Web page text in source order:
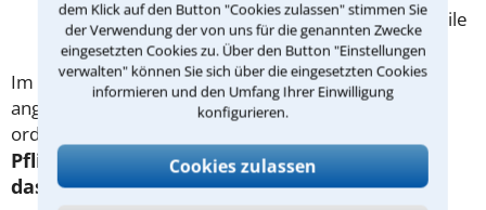
dem Klick auf den Button "Cookies zulassen" stimmen Sie
der Verwendung der von uns für die genannten Zwecke
eingesetzten Cookies zu. Über den Button "Einstellungen
verwalten" können Sie sich über die eingesetzten Cookies
informieren und den Umfang Ihrer Einwilligung
konfigurieren.
Cookies zulassen
gehindert wird und dadurch erhebliche Nachteile
erleiden würde.
Im Kündigungsschreiben müssen die Gründe
angegeben werden. Der Mieter kann übrigens
ordentlich kündigen, ohne Gründe anzugeben.
Pflichtverletzung durch den Mieter: was ist
das?